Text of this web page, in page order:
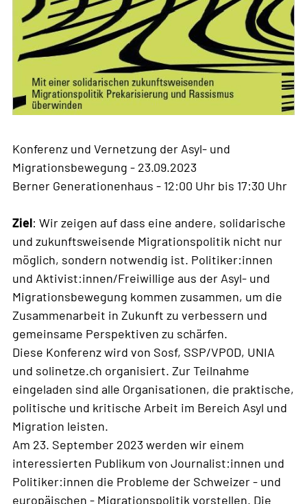
Konferenz und Vernetzung der Asyl- und
Migrationsbewegung - 23.09.2023
Berner Generationenhaus - 12:00 Uhr bis 17:30 Uhr
Ziel: Wir zeigen auf dass eine andere, solidarische
und zukunftsweisende Migrationspolitik nicht nur
möglich, sondern notwendig ist. Politiker:innen
und Aktivist:innen/Freiwillige aus der Asyl- und
Migrationsbewegung kommen zusammen, um die
Zusammenarbeit in Zukunft zu verbessern und
gemeinsame Perspektiven zu schärfen.
Diese Konferenz wird von Sosf, SSP/VPOD, UNIA
und solinetze.ch organisiert. Zur Teilnahme
eingeladen sind alle Organisationen, die praktische,
politische und kritische Arbeit im Bereich Asyl und
Migration leisten.
Am 23. September 2023 werden wir einem
interessierten Publikum von Journalist:innen und
Politiker:innen die Probleme der Schweizer - und
europäischen - Migrationspolitik vorstellen. Die